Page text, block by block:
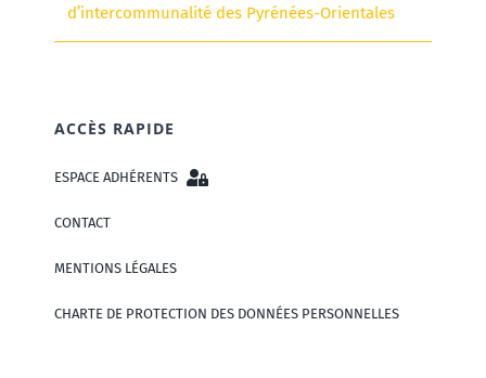
d’intercommunalité des Pyrénées-Orientales
ACCÈS RAPIDE
ESPACE ADHÉRENTS
CONTACT
MENTIONS LÉGALES
CHARTE DE PROTECTION DES DONNÉES PERSONNELLES